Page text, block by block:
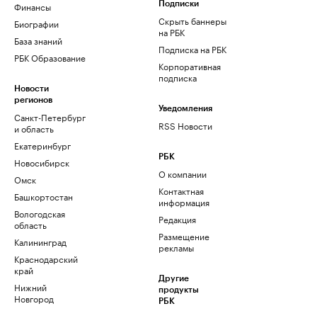
Финансы
Биографии
База знаний
РБК Образование
Новости
регионов
Санкт-Петербург
и область
Екатеринбург
Новосибирск
Омск
Башкортостан
Вологодская
область
Калининград
Краснодарский
край
Нижний
Новгород
Подписки
Скрыть баннеры
на РБК
Подписка на РБК
Корпоративная
подписка
Уведомления
RSS Новости
РБК
О компании
Контактная
информация
Редакция
Размещение
рекламы
Другие
продукты
РБК